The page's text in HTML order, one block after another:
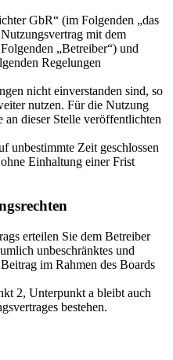
GbR“ (im Folgenden „das
mit dem
„Betreiber“) und
Regelungen
nicht einverstanden sind, so
nutzen. Für die Nutzung
an dieser Stelle veröffentlichten
unbestimmte Zeit geschlossen
Einhaltung einer Frist
erteilen Sie dem Betreiber
unbeschränktes und
im Rahmen des Boards
2, Unterpunkt a bleibt auch
bestehen.